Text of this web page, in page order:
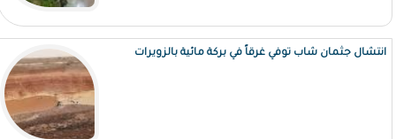
انتشال جثمان شاب توفي غرقاً في بركة مائية بالزويرات